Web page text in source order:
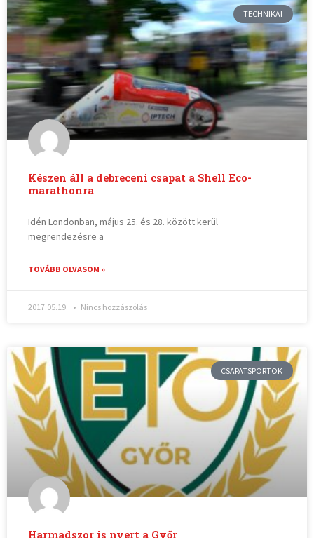
TECHNIKAI
Készen áll a debreceni csapat a Shell Eco-
marathonra
Idén Londonban, május 25. és 28. között kerül
megrendezésre a
TOVÁBB OLVASOM »
2017.05.19. Nincs hozzászólás
CSAPATSPORTOK
Harmadszor is nyert a Győr